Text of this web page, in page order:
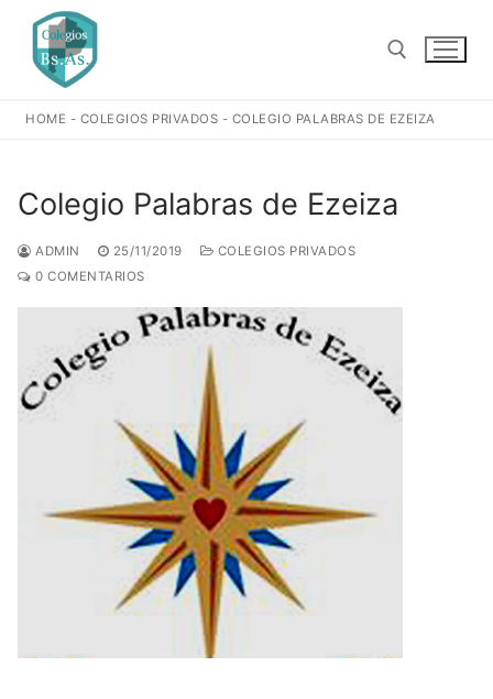
contenido
HOME - COLEGIOS PRIVADOS - COLEGIO PALABRAS DE EZEIZA
Colegio Palabras de Ezeiza
ADMIN 25/11/2019
COLEGIOS PRIVADOS
0 COMENTARIOS